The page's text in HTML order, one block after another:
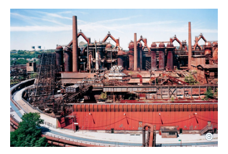
Die Völklinger Hütte in einer Gesamtansicht von
Copyright: Weltkulturerbe Völklinger Hütte | Franz
©